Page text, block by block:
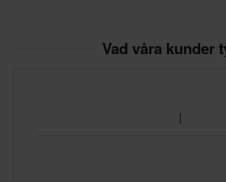
Vad våra kunder